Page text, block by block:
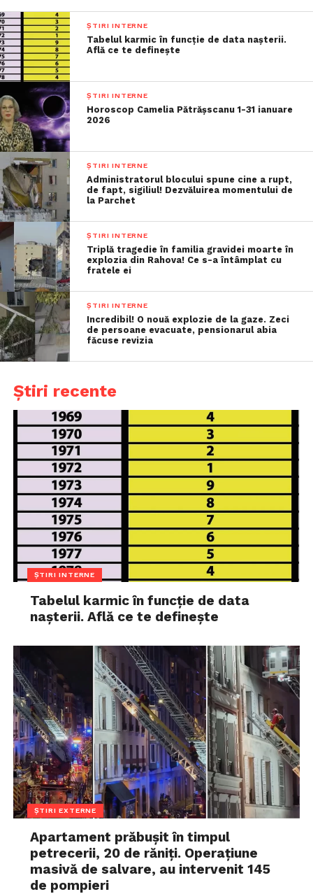
ȘTIRI INTERNE
Tabelul karmic în funcție de data nașterii.
Află ce te definește
ȘTIRI INTERNE
Horoscop Camelia Pătrășscanu 1-31 ianuare
2026
ȘTIRI INTERNE
Administratorul blocului spune cine a rupt,
de fapt, sigiliul! Dezvăluirea momentului de
la Parchet
ȘTIRI INTERNE
Triplă tragedie în familia gravidei moarte în
explozia din Rahova! Ce s-a întâmplat cu
fratele ei
ȘTIRI INTERNE
Incredibil! O nouă explozie de la gaze. Zeci
de persoane evacuate, pensionarul abia
făcuse revizia
Știri recente
ȘTIRI INTERNE
Tabelul karmic în funcție de data
nașterii. Află ce te definește
ȘTIRI EXTERNE
Apartament prăbușit în timpul
petrecerii, 20 de răniți. Operațiune
masivă de salvare, au intervenit 145
de pompieri